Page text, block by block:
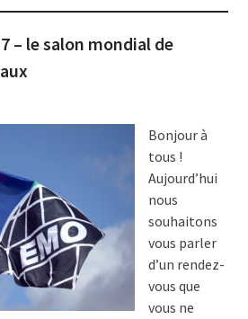
– le salon mondial de
Bonjour à
tous !
Aujourd’hui
nous
souhaitons
vous parler
d’un rendez-
vous que
vous ne